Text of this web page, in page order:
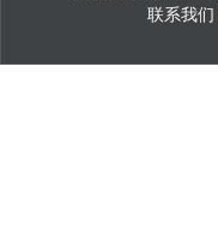
联系我们